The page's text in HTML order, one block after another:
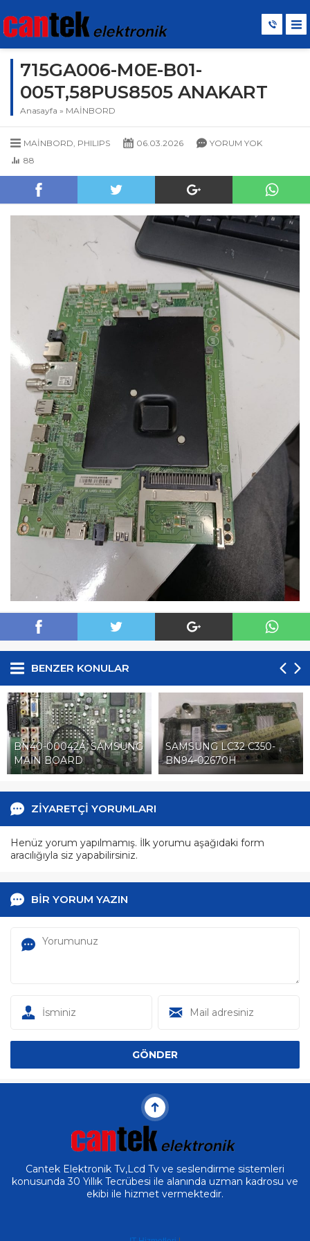
715GA006-M0E-B01-
005T,58PUS8505 ANAKART
Anasayfa » MAİNBORD
MAİNBORD, PHILIPS 06.03.2026
YORUM YOK
88
BENZER KONULAR
BN40-00042A, SAMSUNG
MAİN BOARD
SAMSUNG LC32 C350-
BN94-02670H
ZİYARETÇİ YORUMLARI
Henüz yorum yapılmamış. İlk yorumu aşağıdaki form
aracılığıyla siz yapabilirsiniz.
BİR YORUM YAZIN
Cantek Elektronik Tv,Lcd Tv ve seslendirme sistemleri
konusunda 30 Yıllık Tecrübesi ile alanında uzman kadrosu ve
ekibi ile hizmet vermektedir.